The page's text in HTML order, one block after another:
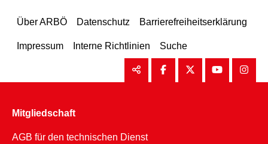
Über ARBÖ Datenschutz Barrierefreiheitserklärung
Impressum Interne Richtlinien Suche
Mitgliedschaft
AGB für den technischen Dienst